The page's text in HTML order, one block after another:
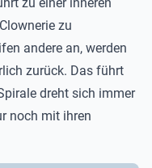
zu
andere an, werden
zurück. Das führt
dreht sich immer
noch mit ihren